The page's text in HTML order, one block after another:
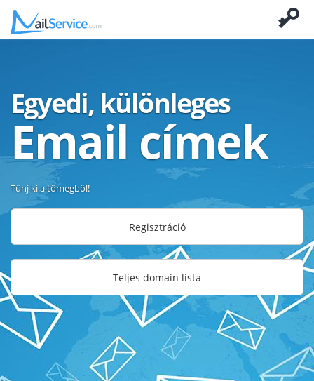
Egyedi, különleges
Email címek
Tűnj ki a tömegből!
Regisztráció
Teljes domain lista